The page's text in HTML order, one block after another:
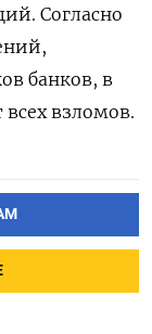
Согласно
банков, в
всех взломов.